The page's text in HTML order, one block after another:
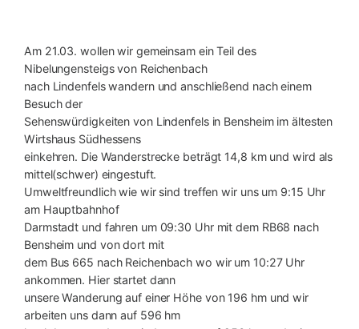
Am 21.03. wollen wir gemeinsam ein Teil des
Nibelungensteigs von Reichenbach
nach Lindenfels wandern und anschließend nach einem
Besuch der
Sehenswürdigkeiten von Lindenfels in Bensheim im ältesten
Wirtshaus Südhessens
einkehren. Die Wanderstrecke beträgt 14,8 km und wird als
mittel(schwer) eingestuft.
Umweltfreundlich wie wir sind treffen wir uns um 9:15 Uhr
am Hauptbahnhof
Darmstadt und fahren um 09:30 Uhr mit dem RB68 nach
Bensheim und von dort mit
dem Bus 665 nach Reichenbach wo wir um 10:27 Uhr
ankommen. Hier startet dann
unsere Wanderung auf einer Höhe von 196 hm und wir
arbeiten uns dann auf 596 hm